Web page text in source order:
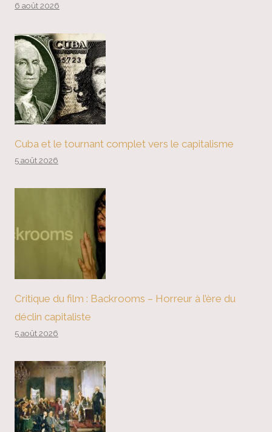
6 août 2026
Cuba et le tournant complet vers le capitalisme
5 août 2026
Critique du film : Backrooms – Horreur à l’ère du
déclin capitaliste
5 août 2026